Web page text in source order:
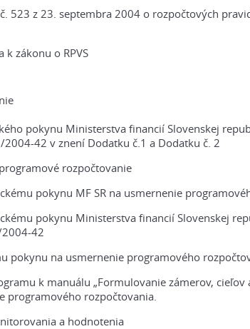
523 z 23. septembra 2004 o rozpočtových
zákonu o RPVS
pokynu Ministerstva financií Slovenskej
42 v znení Dodatku č.1 a Dodatku č. 2
rozpočtovanie
pokynu MF SR na usmernenie
pokynu Ministerstva financií Slovenskej
42
pokynu na usmernenie programového
k manuálu „Formulovanie zámerov,
programového rozpočtovania.
a hodnotenia